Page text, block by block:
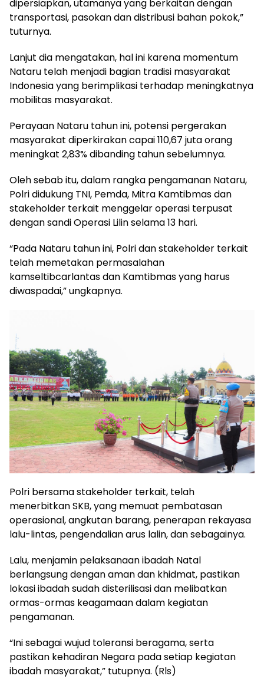
dipersiapkan, utamanya yang berkaitan dengan
transportasi, pasokan dan distribusi bahan pokok,”
tuturnya.
Lanjut dia mengatakan, hal ini karena momentum
Nataru telah menjadi bagian tradisi masyarakat
Indonesia yang berimplikasi terhadap meningkatnya
mobilitas masyarakat.
Perayaan Nataru tahun ini, potensi pergerakan
masyarakat diperkirakan capai 110,67 juta orang
meningkat 2,83% dibanding tahun sebelumnya.
Oleh sebab itu, dalam rangka pengamanan Nataru,
Polri didukung TNI, Pemda, Mitra Kamtibmas dan
stakeholder terkait menggelar operasi terpusat
dengan sandi Operasi Lilin selama 13 hari.
“Pada Nataru tahun ini, Polri dan stakeholder terkait
telah memetakan permasalahan
kamseltibcarlantas dan Kamtibmas yang harus
diwaspadai,” ungkapnya.
Polri bersama stakeholder terkait, telah
menerbitkan SKB, yang memuat pembatasan
operasional, angkutan barang, penerapan rekayasa
lalu-lintas, pengendalian arus lalin, dan sebagainya.
Lalu, menjamin pelaksanaan ibadah Natal
berlangsung dengan aman dan khidmat, pastikan
lokasi ibadah sudah disterilisasi dan melibatkan
ormas-ormas keagamaan dalam kegiatan
pengamanan.
“Ini sebagai wujud toleransi beragama, serta
pastikan kehadiran Negara pada setiap kegiatan
ibadah masyarakat,” tutupnya. (Rls)